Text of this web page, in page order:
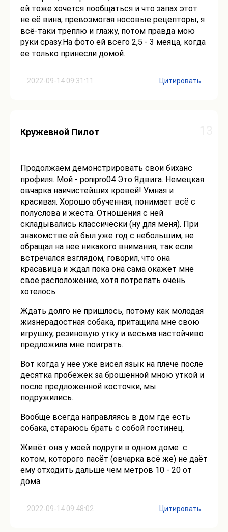
2022-09-14 09:31:11
ей тоже хочется пообщаться и что запах этот
не её вина, превозмогая носовые рецепторы, я
всё-таки треплю и глажу, потом правда мою
руки сразу.На фото ей всего 2,5 - 3 меяца, когда
её только принесли домой.
Цитировать
2022-09-14 09:48:02
Кружевной Пилот
Продолжаем демонстрировать свои биханс
профиля. Мой - ponipro04 Это Ядвига. Немецкая
овчарка наичистейших кровей! Умная и
красивая. Хорошо обученная, понимает всё с
полуслова и жеста. Отношения с ней
складывались классически (ну для меня). При
знакомстве ей был уже год с небольшим, не
обращал на нее никакого внимания, так если
встречался взглядом, говорил, что она
красавица и ждал пока она сама окажет мне
свое расположение, хотя потрепать очень
хотелось.
Ждать долго не пришлось, потому как молодая
жизнерадостная собака, притащила мне свою
игрушку, резиновую утку и весьма настойчиво
предложила мне поиграть.
Вот когда у нее уже висел язык на плече после
десятка пробежек за брошенной мною уткой и
после предложенной косточки, мы
подружились.
Вообще всегда направляясь в дом где есть
собака, стараюсь брать с собой гостинец.
Живёт она у моей подруги в одном доме с
котом, которого пасёт (овчарка всё же) не даёт
ему отходить дальше чем метров 10 - 20 от
дома.
Цитировать